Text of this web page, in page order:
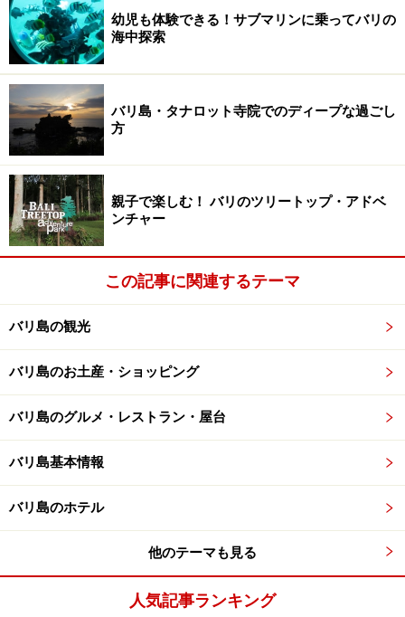
ル・コスメプロダクツの店を紹介します。元々はジャカ
ルタに本店があり、バリ島には2014年にオープンしまし
た。店内には南国の花の香りが漂い、とてもよい匂いで
す。マッサージオイルからボディーローション、ボディ
ークリームと女性には興味がある
商品がたくさん並んでいます。プロダクツはデウィスリ
通りにある、「スパ・スパ」でも使われていて高品質で
す。
日本円で小さいボトル100mlが約450円、大きいボトル370ml
が約1000円くらいです。
「ココナ」のバージンココナッツオイルはメイク・クレ
ンジングに使ったり、化粧の下地に使ったり、保湿効果
もあって人気の万能オイル。日本人客の来店も多く、バ
ージン・ココ ナッツオイルが店頭に商品が並ぶと、あっ
という間に売り切れてしまい、生産が追いついていない
くらいなのだそうです。日本人在住者の間では口コミ人
気も広がっています。
住所：Jl.Kayu Cendana no.1 The Sura Seminyak
幼児も体験できる！サブマリンに乗ってバリの
海中探索
バリ島・タナロット寺院でのディープな過ごし
方
親子で楽しむ！ バリのツリートップ・アドベ
ンチャー
この記事に関連するテーマ
バリ島の観光
バリ島のお土産・ショッピング
バリ島のグルメ・レストラン・屋台
バリ島基本情報
バリ島のホテル
他のテーマも見る
人気記事ランキング